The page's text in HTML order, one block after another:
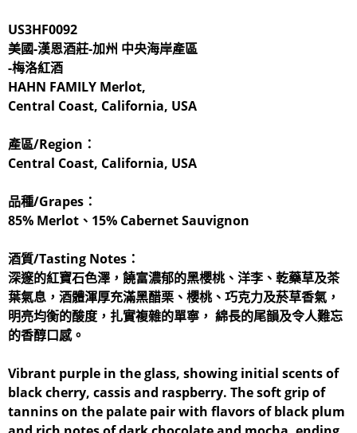
US3HF0092
美國-漢恩酒莊-加州 中央海岸產區
-梅洛紅酒
HAHN FAMILY Merlot,
Central Coast, California, USA
產區/Region：
Central Coast, California, USA
品種/Grapes：
85% Merlot、15% Cabernet Sauvignon
酒質/Tasting Notes：
深邃的紅寶石色澤，饒富濃郁的黑櫻桃、洋李、乾藥草及茶
葉氣息，酒體渾厚充滿黑醋栗、櫻桃、巧克力及菸草香氣，
明亮均衡的酸度，扎實複雜的單寧， 綿長的尾韻及令人難忘
的香醇口感。
Vibrant purple in the glass, showing initial scents of
black cherry, cassis and raspberry. The soft grip of
tannins on the palate pair with flavors of black plum